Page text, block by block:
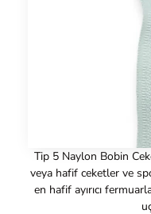
Tip 5 Naylon Bobin
veya hafif ceketler ve
en hafif ayırıcı